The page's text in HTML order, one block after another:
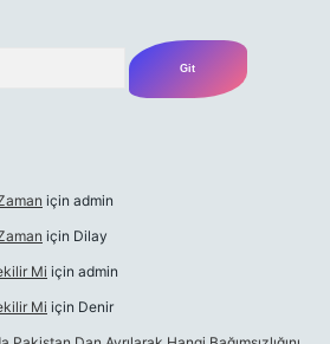
için admin
için Dilay
Mi için admin
Mi için Denir